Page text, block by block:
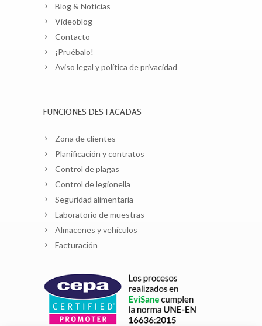
Blog & Noticias
Videoblog
Contacto
¡Pruébalo!
Aviso legal y política de privacidad
FUNCIONES DESTACADAS
Zona de clientes
Planificación y contratos
Control de plagas
Control de legionella
Seguridad alimentaria
Laboratorio de muestras
Almacenes y vehículos
Facturación